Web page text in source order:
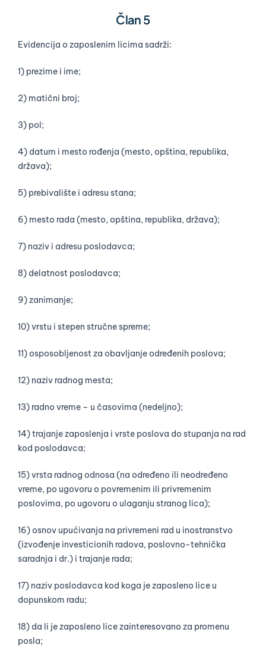
Član 5
Evidencija o zaposlenim licima sadrži:
1) prezime i ime;
2) matični broj;
3) pol;
4) datum i mesto rođenja (mesto, opština, republika,
država);
5) prebivalište i adresu stana;
6) mesto rada (mesto, opština, republika, država);
7) naziv i adresu poslodavca;
8) delatnost poslodavca;
9) zanimanje;
10) vrstu i stepen stručne spreme;
11) osposobljenost za obavljanje određenih poslova;
12) naziv radnog mesta;
13) radno vreme – u časovima (nedeljno);
14) trajanje zaposlenja i vrste poslova do stupanja na rad
kod poslodavca;
15) vrsta radnog odnosa (na određeno ili neodređeno
vreme, po ugovoru o povremenim ili privremenim
poslovima, po ugovoru o ulaganju stranog lica);
16) osnov upućivanja na privremeni rad u inostranstvo
(izvođenje investicionih radova, poslovno-tehnička
saradnja i dr.) i trajanje rada;
17) naziv poslodavca kod koga je zaposleno lice u
dopunskom radu;
18) da li je zaposleno lice zainteresovano za promenu
posla;